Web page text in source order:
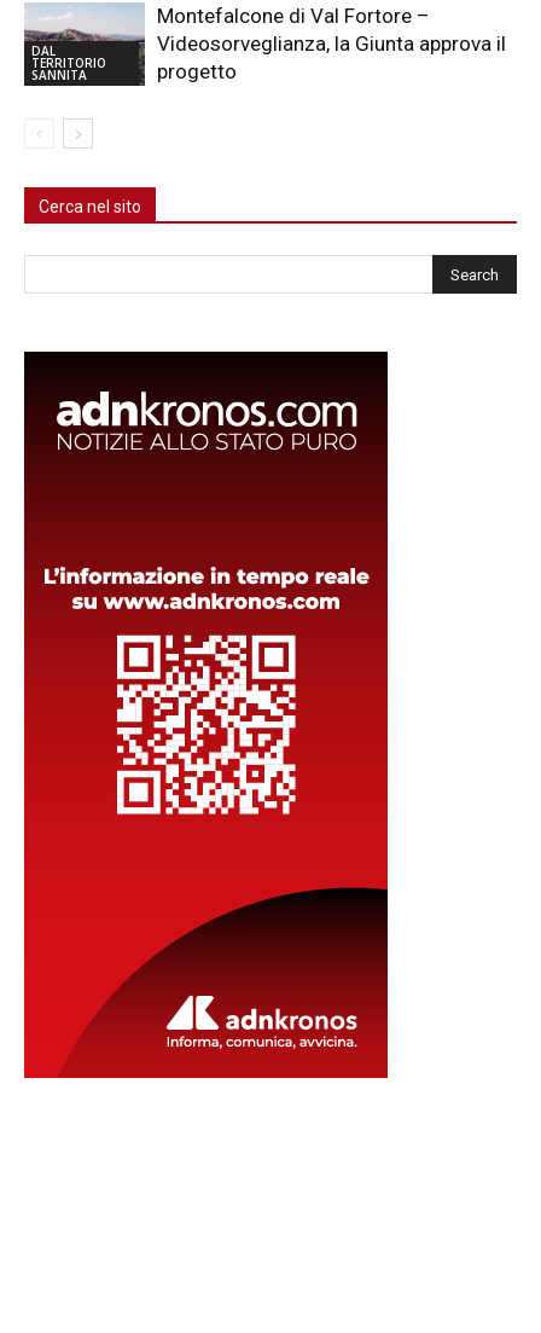
DAL
TERRITORIO
SANNITA
Montefalcone di Val Fortore –
Videosorveglianza, la Giunta approva il
progetto
Cerca nel sito